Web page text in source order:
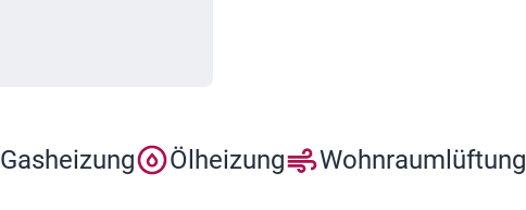
Gasheizung Ölheizung
Wohnraumlüftung